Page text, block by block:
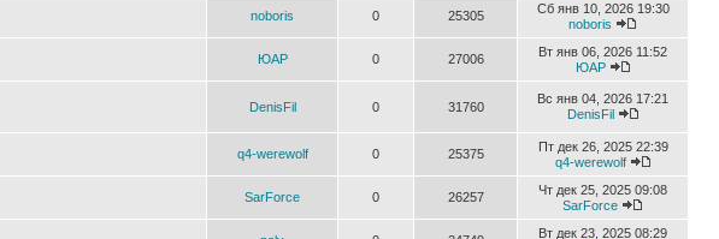
noboris 0 25305
Сб янв 10, 2026 19:30
noboris
ЮАР 0 27006
Вт янв 06, 2026 11:52
ЮАР
DenisFil 0 31760
Вс янв 04, 2026 17:21
DenisFil
q4-werewolf 0 25375
Пт дек 26, 2025 22:39
q4-werewolf
SarForce 0 26257
Чт дек 25, 2025 09:08
SarForce
Вт дек 23, 2025 08:29